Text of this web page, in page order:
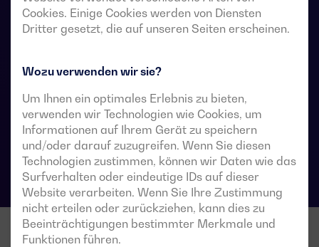
Cookies. Einige Cookies werden von Diensten
Dritter gesetzt, die auf unseren Seiten erscheinen.
Wozu verwenden wir sie?
Um Ihnen ein optimales Erlebnis zu bieten,
verwenden wir Technologien wie Cookies, um
Informationen auf Ihrem Gerät zu speichern
und/oder darauf zuzugreifen. Wenn Sie diesen
Technologien zustimmen, können wir Daten wie das
Surfverhalten oder eindeutige IDs auf dieser
Website verarbeiten. Wenn Sie Ihre Zustimmung
nicht erteilen oder zurückziehen, kann dies zu
Beeinträchtigungen bestimmter Merkmale und
Funktionen führen.
Stromversorgungssysteme vorgesehen, in denen eine
kurze Unterbrechung der Stromversorgung der Last
Technische Datenblätter für Umschalter